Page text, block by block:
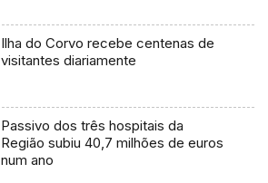
Ilha do Corvo recebe centenas de
visitantes diariamente
Passivo dos três hospitais da
Região subiu 40,7 milhões de euros
num ano